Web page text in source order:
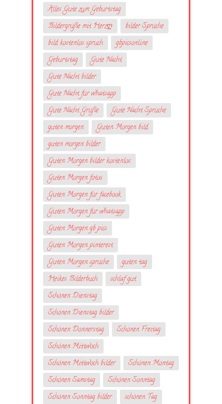
Alles Gute zum Geburtstag
Bildergrüße mit Herzღ
bilder Sprüche
bild kostenlos spruch
gbpicsonline
Geburtstag
Gute Nacht
Gute Nacht bilder
Gute Nacht für whatsapp
Gute Nacht Grüße
Gute Nacht Sprüche
guten morgen
Guten Morgen bild
guten morgen bilder
Guten Morgen bilder kostenlos
Guten Morgen fotos
Guten Morgen für facebook
Guten Morgen für whatsapp
Guten Morgen gb pics
Guten Morgen pinterest
Guten Morgen sprüche
guten tag
Heikes Bilderbuch
schlaf gut
Schönen Dienstag
Schönen Dienstag bilder
Schönen Donnerstag
Schönen Freitag
Schönen Mittwoch
Schönen Mittwoch bilder
Schönen Montag
Schönen Samstag
Schönen Sonntag
Schönen Sonntag bilder
schönen Tag